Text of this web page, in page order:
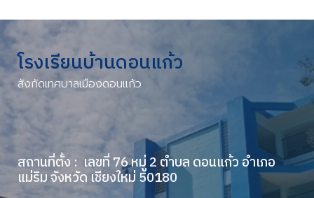
โรงเรียนบ้านดอนแก้ว
สังกัดเทศบาลเมืองดอนแก้ว
สถานที่ตั้ง : เลขที่ 76 หมู่ 2 ตำบล ดอนแก้ว อำเภอ
แม่ริม จังหวัด เชียงใหม่ 50180